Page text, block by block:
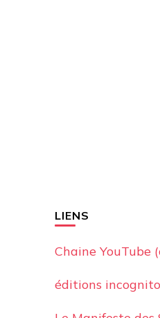
LIENS
Chaine YouTube
éditions incognito